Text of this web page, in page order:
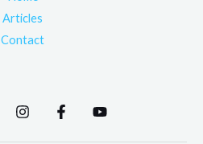
Articles
Contact